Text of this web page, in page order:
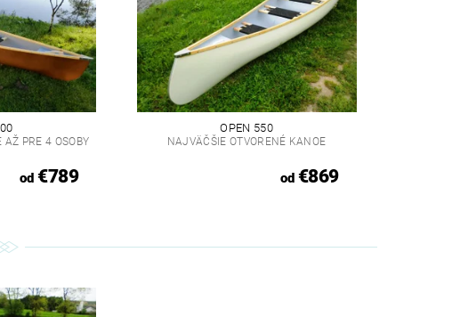
AŽ PRE 4 OSOBY
od€789
OPEN 550
NAJVÄČŠIE OTVORENÉ KANOE
od€869